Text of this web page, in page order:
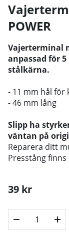
POWER
Vajerterminal
anpassad för
stålkärna.
- 11 mm hål för
- 46 mm lång
Slipp ha
väntan på
Reparera ditt
Presstång
39 kr